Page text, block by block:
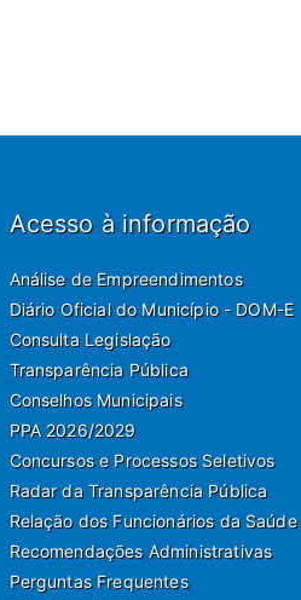
Acesso à informação
Análise de Empreendimentos
Diário Oficial do Município - DOM-E
Consulta Legislação
Transparência Pública
Conselhos Municipais
PPA 2026/2029
Concursos e Processos Seletivos
Radar da Transparência Pública
Relação dos Funcionários da Saúde
Recomendações Administrativas
Perguntas Frequentes